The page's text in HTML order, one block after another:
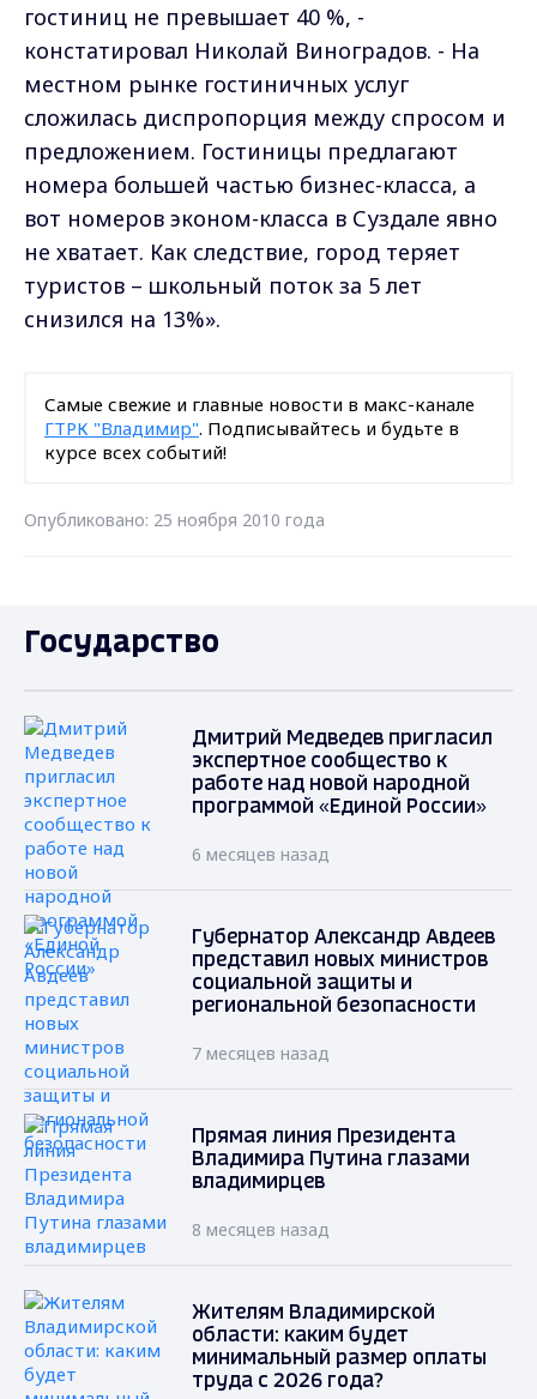
гостиниц не превышает 40 %, -
констатировал Николай Виноградов. - На
местном рынке гостиничных услуг
сложилась диспропорция между спросом и
предложением. Гостиницы предлагают
номера большей частью бизнес-класса, а
вот номеров эконом-класса в Суздале явно
не хватает. Как следствие, город теряет
туристов – школьный поток за 5 лет
снизился на 13%».
Самые свежие и главные новости в макс-канале
ГТРК "Владимир". Подписывайтесь и будьте в
курсе всех событий!
Опубликовано: 25 ноября 2010 года
Государство
Дмитрий Медведев пригласил
экспертное сообщество к
работе над новой народной
программой «Единой России»
6 месяцев назад
Губернатор Александр Авдеев
представил новых министров
социальной защиты и
региональной безопасности
7 месяцев назад
Прямая линия Президента
Владимира Путина глазами
владимирцев
8 месяцев назад
Жителям Владимирской
области: каким будет
минимальный размер оплаты
труда с 2026 года?